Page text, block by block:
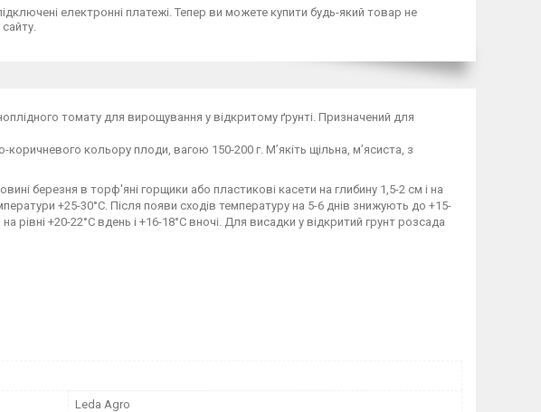
електронні платежі. Тепер ви можете купити будь-який товар не
томату для вирощування у відкритому ґрунті. Призначений для
кольору плоди, вагою 150-200 г. М’якіть щільна, м’ясиста, з
березня в торф'яні горщики або пластикові касети на глибину 1,5-2 см і на
+25-30°С. Після появи сходів температуру на 5-6 днів знижують до +15-
рівні +20-22°С вдень і +16-18°С вночі. Для висадки у відкритий грунт розсада
Leda Agro